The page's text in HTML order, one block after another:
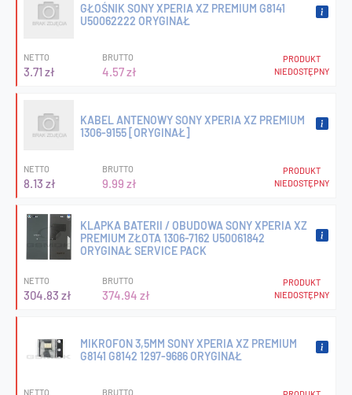
GŁOŚNIK SONY XPERIA XZ PREMIUM G8141
U50062222 ORYGINAŁ
NETTO
3.71 zł
BRUTTO
4.57 zł
PRODUKT
NIEDOSTĘPNY
KABEL ANTENOWY SONY XPERIA XZ PREMIUM
1306-9155 [ORYGINAŁ]
NETTO
8.13 zł
BRUTTO
9.99 zł
PRODUKT
NIEDOSTĘPNY
KLAPKA BATERII / OBUDOWA SONY XPERIA XZ
PREMIUM ZŁOTA 1306-7162 U50061842
ORYGINAŁ SERVICE PACK
NETTO
304.83 zł
BRUTTO
374.94 zł
PRODUKT
NIEDOSTĘPNY
MIKROFON 3,5MM SONY XPERIA XZ PREMIUM
G8141 G8142 1297-9686 ORYGINAŁ
NETTO BRUTTO